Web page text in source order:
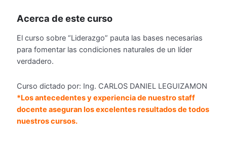
Acerca de este curso
El curso sobre “Liderazgo” pauta las bases necesarias
para fomentar las condiciones naturales de un líder
verdadero.
Curso dictado por: Ing. CARLOS DANIEL LEGUIZAMON
*Los antecedentes y experiencia de nuestro staff
docente aseguran los excelentes resultados de todos
nuestros cursos.